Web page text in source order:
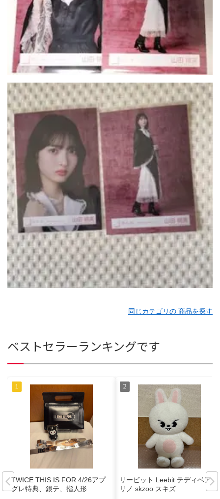
同じカテゴリの 商品を探す
ベストセラーランキングです
TWICE THIS IS FOR 4/26アプ
グレ特典、銀テ、指人形
リービット Leebit テディベア
リノ skzoo スキズ